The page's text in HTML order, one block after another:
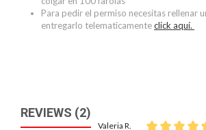
Para pedir el permiso necesitas rellenar
entregarlo telematicamenteclick aquí.
REVIEWS (2)
Valeria R.